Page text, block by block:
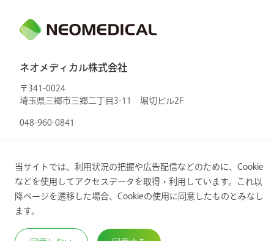
ネオメディカル株式会社
〒341-0024
埼玉県三郷市三郷二丁目3-11 堀切ビル2F
048-960-0841
Copyright © 2024. ネオメディカル株式会社. All Rights
当サイトでは、利用状況の把握や広告配信などのために、Cookie
などを使用してアクセスデータを取得・利用しています。これ以
降ページを遷移した場合、Cookieの使用に同意したものとみなし
ます。